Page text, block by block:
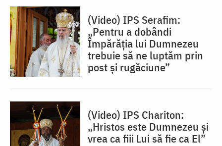
(Video) IPS Serafim:
„Pentru a dobândi
Împărăția lui Dumnezeu
trebuie să ne luptăm prin
post și rugăciune”
(Video) IPS Chariton:
„Hristos este Dumnezeu și
vrea ca fiii Lui să fie ca El”